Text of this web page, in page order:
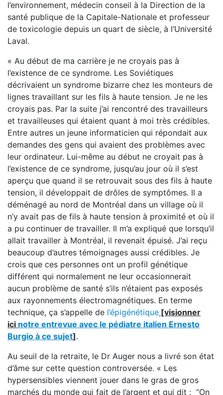
l’environnement, médecin conseil à la Direction de la
santé publique de la Capitale-Nationale et professeur
de toxicologie depuis un quart de siècle, à l’Université
Laval.
« Au début de ma carrière je ne croyais pas à
l’existence de ce syndrome. Les Soviétiques
décrivaient un syndrome bizarre chez les monteurs de
lignes travaillant sur les fils à haute tension. Je ne les
croyais pas. Par la suite j’ai rencontré des travailleurs
et travailleuses qui étaient quant à moi très crédibles.
Entre autres un jeune informaticien qui répondait aux
demandes des gens qui avaient des problèmes avec
leur ordinateur. Lui-même au début ne croyait pas à
l’existence de ce syndrome, jusqu’au jour où il s’est
aperçu que quand il se retrouvait sous des fils à haute
tension, il développait de drôles de symptômes. Il a
déménagé au nord de Montréal dans un village où il
n’y avait pas de fils à haute tension à proximité et où il
a pu continuer de travailler. Il m’a expliqué que lorsqu’il
allait travailler à Montréal, il revenait épuisé. J’ai reçu
beaucoup d’autres témoignages aussi crédibles. Je
crois que ces personnes ont un profil génétique
différent qui normalement ne leur occasionnerait
aucun problème de santé s’ils n’étaient pas exposés
aux rayonnements électromagnétiques. En terme
technique, ça s’appelle de l’épigénétique [visionner
ici notre entrevue avec le pédiatre italien Ernesto
Burgio à ce sujet].
Au seuil de la retraite, le Dr Auger nous a livré son état
d’âme sur cette question controversée. « Les
hypersensibles viennent jouer dans le gras de gros
marchés du monde qui fait de l’argent et qui dit : ‘‘On